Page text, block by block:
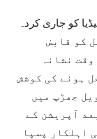
کو جاری کردہ
سرمچاروں نے 25 اپریل کو قابض
نشانہ
ہونے کی کوشش
جھڑپ میں
آپریشن کے
اہلکار پسپا